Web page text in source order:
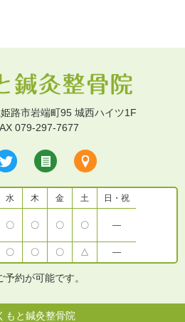
路市岩端町95 城西ハイツ1F
079-297-7677
水 木 金 土 日・祝
〇 〇 〇 〇 ―
〇 〇 〇 △ ―
予約が可能です。
もと鍼灸整骨院